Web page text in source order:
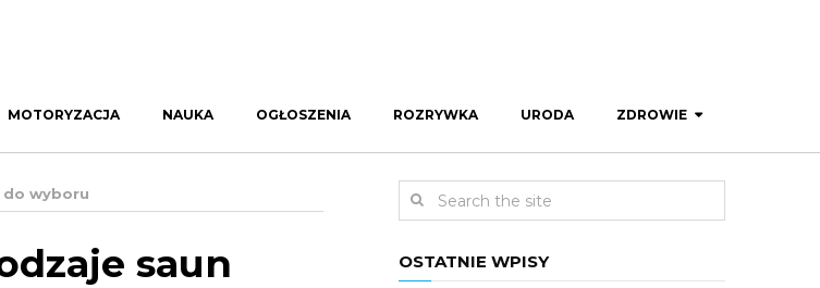
MOTORYZACJA NAUKA OGŁOSZENIA ROZRYWKA URODA ZDROWIE
do wyboru
saun
OSTATNIE WPISY